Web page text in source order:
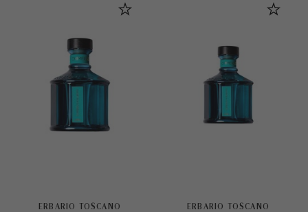
ERBARIO TOSCANO ERBARIO TOSCANO